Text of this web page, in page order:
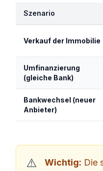
Szenario
Verkauf der Immobilie
Umfinanzierung
(gleiche Bank)
Bankwechsel (neuer
Anbieter)
Wichtig: Die